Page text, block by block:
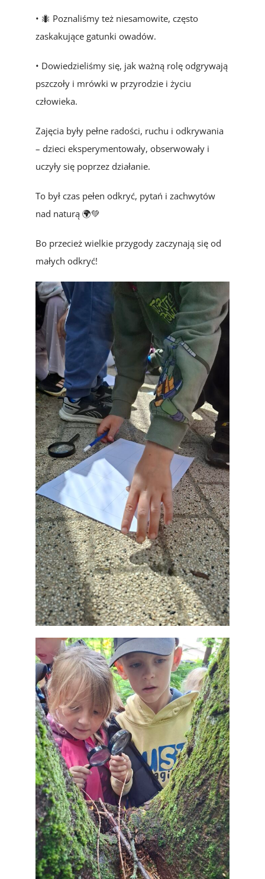
• 🐜 Poznaliśmy też niesamowite, często
zaskakujące gatunki owadów.
• Dowiedzieliśmy się, jak ważną rolę odgrywają
pszczoły i mrówki w przyrodzie i życiu
człowieka.
Zajęcia były pełne radości, ruchu i odkrywania
– dzieci eksperymentowały, obserwowały i
uczyły się poprzez działanie.
To był czas pełen odkryć, pytań i zachwytów
nad naturą 🌍💚
Bo przecież wielkie przygody zaczynają się od
małych odkryć!